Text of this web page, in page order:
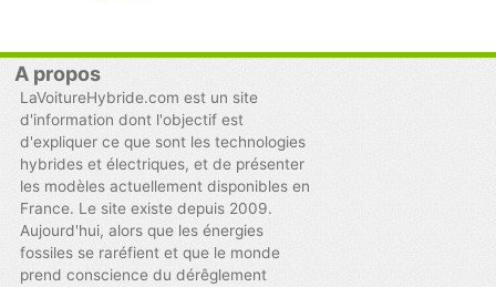
A propos
LaVoitureHybride.com est un site
d'information dont l'objectif est
d'expliquer ce que sont les technologies
hybrides et électriques, et de présenter
les modèles actuellement disponibles en
France. Le site existe depuis 2009.
Aujourd'hui, alors que les énergies
fossiles se raréfient et que le monde
prend conscience du dérêglement